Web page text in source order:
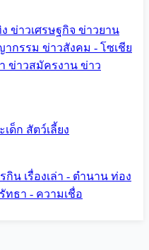
ข่าวเศรษฐกิจ ข่าวยาน
ากรรม ข่าวสังคม - โซเชีย
ข่าวสมัครงาน ข่าว
เด็ก สัตว์เลี้ยง
กิน เรื่องเล่า - ตำนาน ท่อง
ทธา - ความเชื่อ